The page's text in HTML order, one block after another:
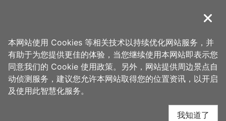
導覽
首页 > 想去的地方 > 美食、购物 > 大溪红楼怀旧餐厅
大溪红楼怀旧餐厅 周边
店家
关闭
本网站使用 Cookies 等相关技术以持续优化网站服务，并
有助于为您提供更佳的体验，当您继续使用本网站即表示您
同意我们的 Cookie 使用政策。另外，网站提供周边景点自
动侦测服务，建议您允许本网站取得您的位置资讯，以开启
及使用此智慧化服务。
我知道了